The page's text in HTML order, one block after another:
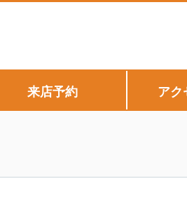
来店予約 アク